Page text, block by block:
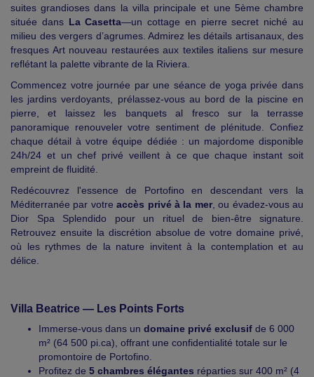
suites grandioses dans la villa principale et une 5ème chambre
située dans La Casetta—un cottage en pierre secret niché au
milieu des vergers d’agrumes. Admirez les détails artisanaux, des
fresques Art nouveau restaurées aux textiles italiens sur mesure
reflétant la palette vibrante de la Riviera.
Commencez votre journée par une séance de yoga privée dans
les jardins verdoyants, prélassez-vous au bord de la piscine en
pierre, et laissez les banquets al fresco sur la terrasse
panoramique renouveler votre sentiment de plénitude. Confiez
chaque détail à votre équipe dédiée : un majordome disponible
24h/24 et un chef privé veillent à ce que chaque instant soit
empreint de fluidité.
Redécouvrez l'essence de Portofino en descendant vers la
Méditerranée par votreaccès privé à la mer, ou évadez-vous au
Dior Spa Splendido pour un rituel de bien-être signature.
Retrouvez ensuite la discrétion absolue de votre domaine privé,
où les rythmes de la nature invitent à la contemplation et au
délice.
Villa Beatrice — Les Points Forts
Immerse-vous dans un domaine privé exclusif de 6 000
m² (64 500 pi.ca), offrant une confidentialité totale sur le
promontoire de Portofino.
Profitez de 5 chambres élégantes réparties sur 400 m² (4